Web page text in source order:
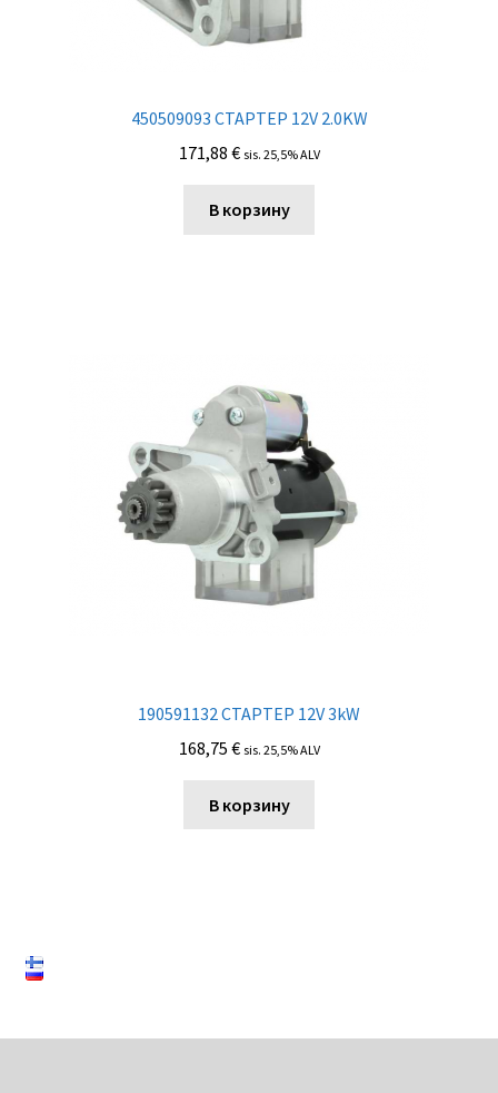
450509093 СТАРТЕР 12V 2.0KW
171,88 € sis. 25,5% ALV
В корзину
190591132 СТАРТЕР 12V 3kW
168,75 € sis. 25,5% ALV
В корзину